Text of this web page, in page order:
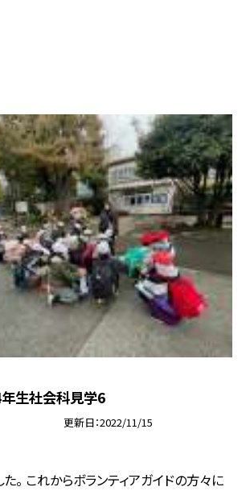
年生社会科見学6
更新日 2022/11/15
。 これからボランティアガイドの方々に